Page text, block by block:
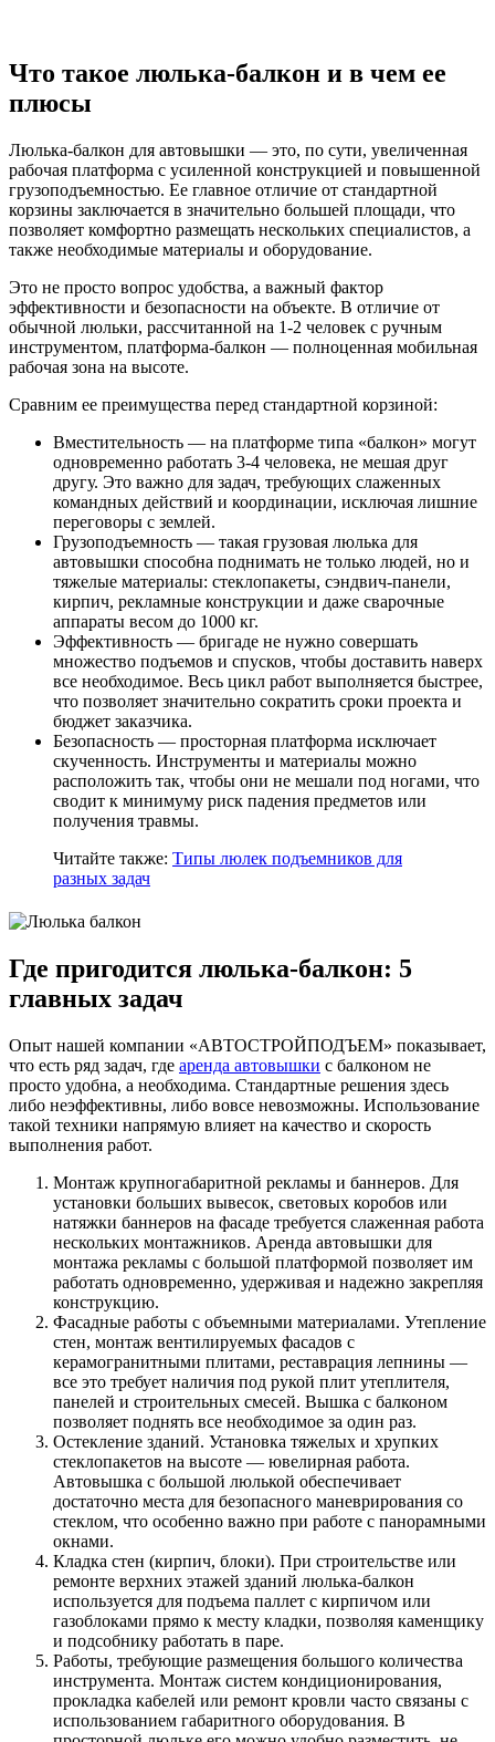
Что такое люлька-балкон и в чем ее
плюсы
Люлька-балкон для автовышки — это, по сути, увеличенная
рабочая платформа с усиленной конструкцией и повышенной
грузоподъемностью. Ее главное отличие от стандартной
корзины заключается в значительно большей площади, что
позволяет комфортно размещать нескольких специалистов, а
также необходимые материалы и оборудование.
Это не просто вопрос удобства, а важный фактор
эффективности и безопасности на объекте. В отличие от
обычной люльки, рассчитанной на 1-2 человек с ручным
инструментом, платформа-балкон — полноценная мобильная
рабочая зона на высоте.
Сравним ее преимущества перед стандартной корзиной:
Вместительность — на платформе типа «балкон» могут
одновременно работать 3-4 человека, не мешая друг
другу. Это важно для задач, требующих слаженных
командных действий и координации, исключая лишние
переговоры с землей.
Грузоподъемность — такая грузовая люлька для
автовышки способна поднимать не только людей, но и
тяжелые материалы: стеклопакеты, сэндвич-панели,
кирпич, рекламные конструкции и даже сварочные
аппараты весом до 1000 кг.
Эффективность — бригаде не нужно совершать
множество подъемов и спусков, чтобы доставить наверх
все необходимое. Весь цикл работ выполняется быстрее,
что позволяет значительно сократить сроки проекта и
бюджет заказчика.
Безопасность — просторная платформа исключает
скученность. Инструменты и материалы можно
расположить так, чтобы они не мешали под ногами, что
сводит к минимуму риск падения предметов или
получения травмы.
Читайте также: Типы люлек подъемников для
разных задач
Где пригодится люлька-балкон: 5
главных задач
Опыт нашей компании «АВТОСТРОЙПОДЪЕМ» показывает,
что есть ряд задач, где аренда автовышки с балконом не
просто удобна, а необходима. Стандартные решения здесь
либо неэффективны, либо вовсе невозможны. Использование
такой техники напрямую влияет на качество и скорость
выполнения работ.
Монтаж крупногабаритной рекламы и баннеров. Для
установки больших вывесок, световых коробов или
натяжки баннеров на фасаде требуется слаженная работа
нескольких монтажников. Аренда автовышки для
монтажа рекламы с большой платформой позволяет им
работать одновременно, удерживая и надежно закрепляя
конструкцию.
Фасадные работы с объемными материалами. Утепление
стен, монтаж вентилируемых фасадов с
керамогранитными плитами, реставрация лепнины —
все это требует наличия под рукой плит утеплителя,
панелей и строительных смесей. Вышка с балконом
позволяет поднять все необходимое за один раз.
Остекление зданий. Установка тяжелых и хрупких
стеклопакетов на высоте — ювелирная работа.
Автовышка с большой люлькой обеспечивает
достаточно места для безопасного маневрирования со
стеклом, что особенно важно при работе с панорамными
окнами.
Кладка стен (кирпич, блоки). При строительстве или
ремонте верхних этажей зданий люлька-балкон
используется для подъема паллет с кирпичом или
газоблоками прямо к месту кладки, позволяя каменщику
и подсобнику работать в паре.
Работы, требующие размещения большого количества
инструмента. Монтаж систем кондиционирования,
прокладка кабелей или ремонт кровли часто связаны с
использованием габаритного оборудования. В